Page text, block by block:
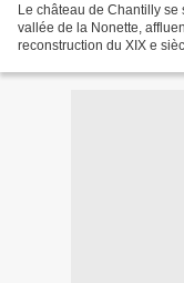
Le château de Chantilly se
vallée de la Nonette,
reconstruction du XIX e